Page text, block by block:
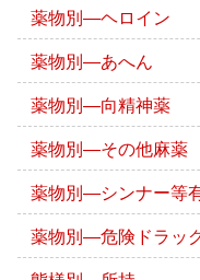
薬物別―ヘロイン
薬物別―あへん
薬物別―向精神薬
薬物別―その他麻薬
薬物別―シンナー等
薬物別―危険ドラッ